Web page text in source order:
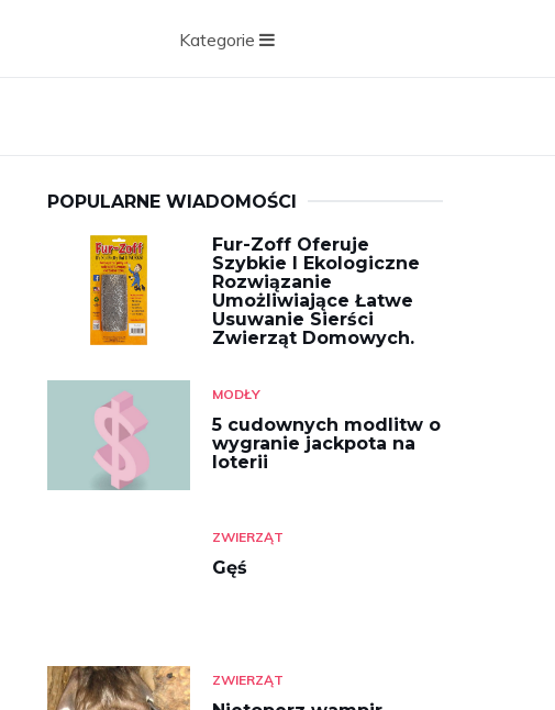
Kategorie
POPULARNE WIADOMOŚCI
Fur-Zoff Oferuje
Szybkie I Ekologiczne
Rozwiązanie
Umożliwiające Łatwe
Usuwanie Sierści
Zwierząt Domowych.
MODŁY
5 cudownych modlitw o
wygranie jackpota na
loterii
ZWIERZĄT
Gęś
ZWIERZĄT